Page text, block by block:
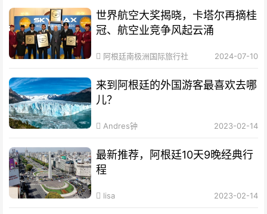
世界航空大奖揭晓，卡塔尔再摘桂
冠、航空业竞争风起云涌
阿根廷南极洲国际旅行社 2024-07-10
来到阿根廷的外国游客最喜欢去哪
儿？
Andres钟 2023-02-14
最新推荐，阿根廷10天9晚经典行
程
lisa 2023-02-14